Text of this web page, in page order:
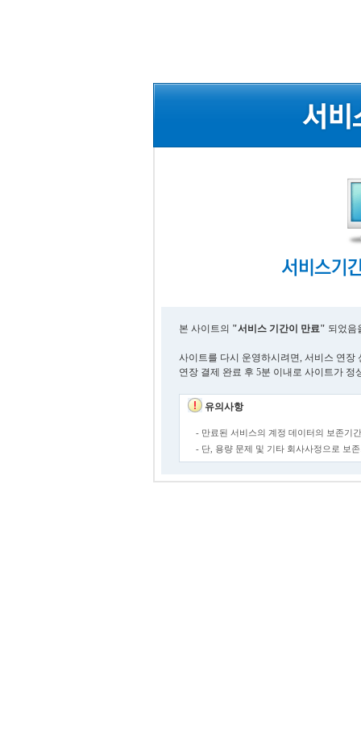
본 사이트의 "서비스 기간이 만료" 되었음
사이트를 다시 운영하시려면, 서비스 연장
연장 결제 완료 후 5분 이내로 사이트가 정
유의사항
- 만료된 서비스의 계정 데이터의 보존기
- 단, 용량 문제 및 기타 회사사정으로 보